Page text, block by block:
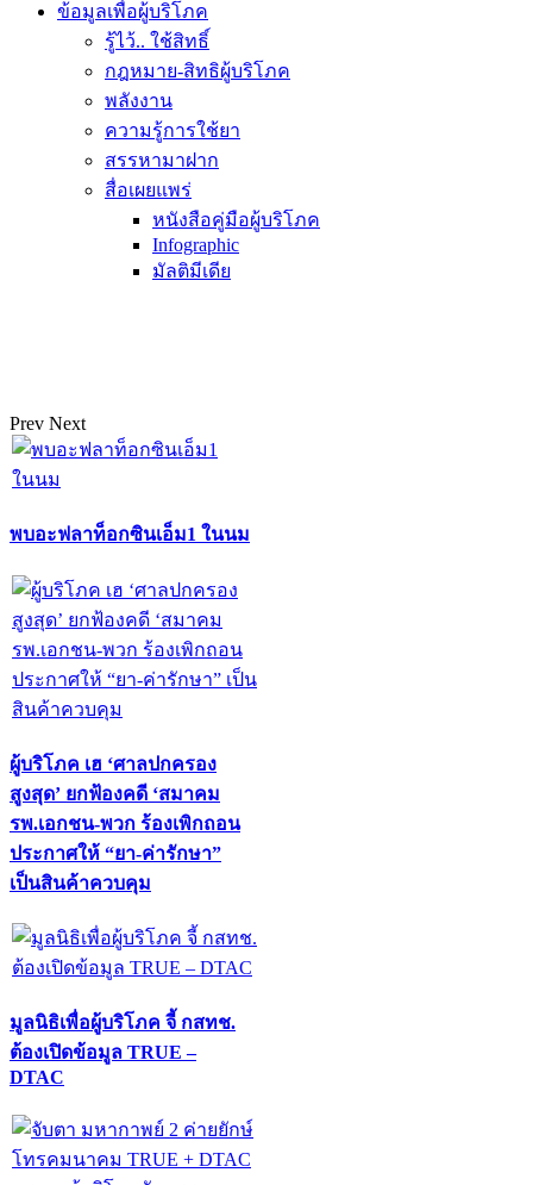
ข้อมูลเพื่อผู้บริโภค
รู้ไว้.. ใช้สิทธิ์
กฎหมาย-สิทธิผู้บริโภค
พลังงาน
ความรู้การใช้ยา
สรรหามาฝาก
สื่อเผยแพร่
หนังสือคู่มือผู้บริโภค
Infographic
มัลติมีเดีย
Prev Next
พบอะฟลาท็อกซินเอ็ม1 ในนม
ผู้บริโภค เฮ ‘ศาลปกครอง
สูงสุด’ ยกฟ้องคดี ‘สมาคม
รพ.เอกชน-พวก ร้องเพิกถอน
ประกาศให้ “ยา-ค่ารักษา”
เป็นสินค้าควบคุม
มูลนิธิเพื่อผู้บริโภค จี้ กสทช.
ต้องเปิดข้อมูล TRUE –
DTAC